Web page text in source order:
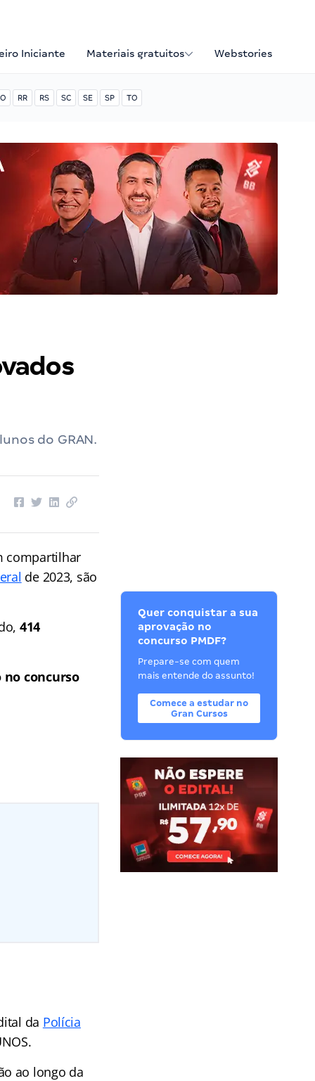
Iniciante Materiais gratuitos Webstories
RR RS SC SE SP TO
do GRAN.
compartilhar
de 2023, são
414
concurso
da Polícia
ao longo da
Quer conquistar a sua
aprovação no
concurso PMDF?
Prepare-se com quem
mais entende do assunto!
Comece a estudar no
Gran Cursos